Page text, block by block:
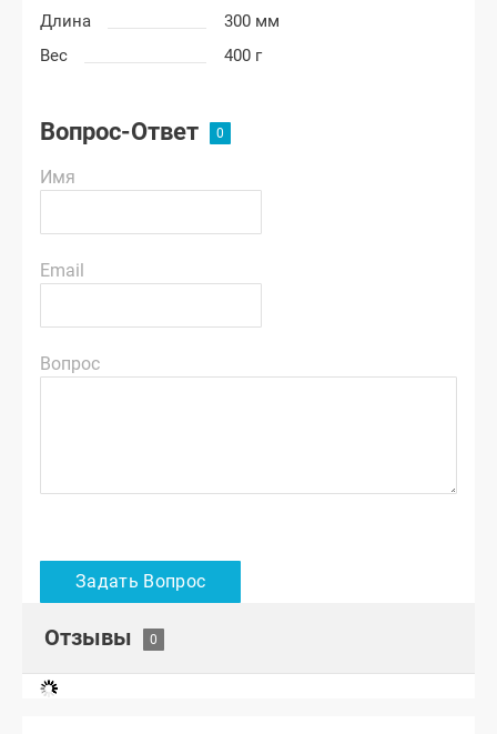
Длина
300 мм
Вес
400 г
Вопрос-Ответ
Имя
Email
Вопрос
Отзывы